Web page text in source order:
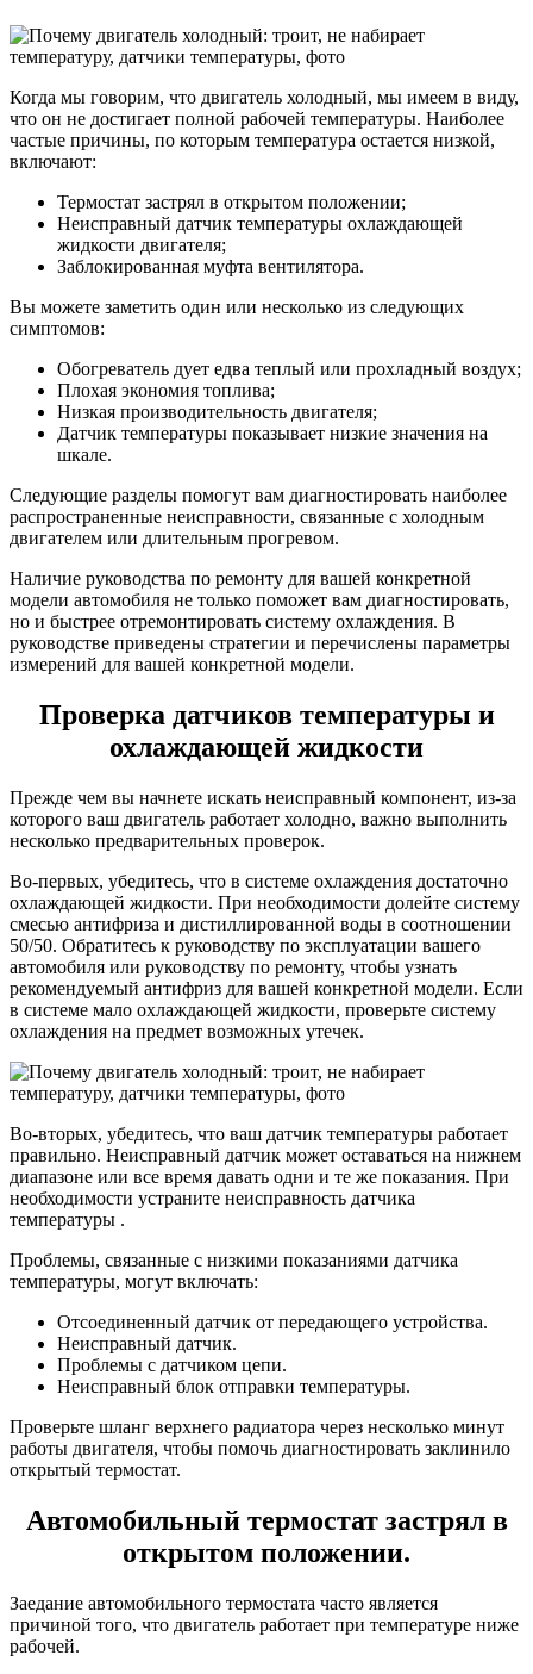
Когда мы говорим, что двигатель холодный, мы имеем в виду,
что он не достигает полной рабочей температуры. Наиболее
частые причины, по которым температура остается низкой,
включают:
Термостат застрял в открытом положении;
Неисправный датчик температуры охлаждающей
жидкости двигателя;
Заблокированная муфта вентилятора.
Вы можете заметить один или несколько из следующих
симптомов:
Обогреватель дует едва теплый или прохладный воздух;
Плохая экономия топлива;
Низкая производительность двигателя;
Датчик температуры показывает низкие значения на
шкале.
Следующие разделы помогут вам диагностировать наиболее
распространенные неисправности, связанные с холодным
двигателем или длительным прогревом.
Наличие руководства по ремонту для вашей конкретной
модели автомобиля не только поможет вам диагностировать,
но и быстрее отремонтировать систему охлаждения. В
руководстве приведены стратегии и перечислены параметры
измерений для вашей конкретной модели.
Проверка датчиков температуры и
охлаждающей жидкости
Прежде чем вы начнете искать неисправный компонент, из-за
которого ваш двигатель работает холодно, важно выполнить
несколько предварительных проверок.
Во-первых, убедитесь, что в системе охлаждения достаточно
охлаждающей жидкости. При необходимости долейте систему
смесью антифриза и дистиллированной воды в соотношении
50/50. Обратитесь к руководству по эксплуатации вашего
автомобиля или руководству по ремонту, чтобы узнать
рекомендуемый антифриз для вашей конкретной модели. Если
в системе мало охлаждающей жидкости, проверьте систему
охлаждения на предмет возможных утечек.
Во-вторых, убедитесь, что ваш датчик температуры работает
правильно. Неисправный датчик может оставаться на нижнем
диапазоне или все время давать одни и те же показания. При
необходимости устраните неисправность датчика
температуры .
Проблемы, связанные с низкими показаниями датчика
температуры, могут включать:
Отсоединенный датчик от передающего устройства.
Неисправный датчик.
Проблемы с датчиком цепи.
Неисправный блок отправки температуры.
Проверьте шланг верхнего радиатора через несколько минут
работы двигателя, чтобы помочь диагностировать заклинило
открытый термостат.
Автомобильный термостат застрял в
открытом положении.
Заедание автомобильного термостата часто является
причиной того, что двигатель работает при температуре ниже
рабочей.